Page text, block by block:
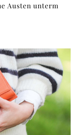
Austen unterm